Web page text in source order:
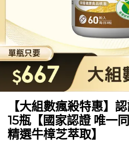
【大組數瘋殺特惠】
15瓶【國家認證 唯一
精選牛樟芝萃取】